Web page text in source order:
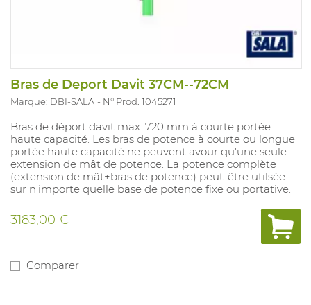
Bras de Deport Davit 37CM--72CM
Marque: DBI-SALA N° Prod. 1045271
Bras de déport davit max. 720 mm à courte portée
haute capacité. Les bras de potence à courte ou longue
portée haute capacité ne peuvent avour qu'une seule
extension de mât de potence. La potence complète
(extension de mât+bras de potence) peut-être utilsée
sur n'importe quelle base de potence fixe ou portative.
L'enrouleur à rappel automatique et le treuil peuvent
être montés à l'avant ou à l'arrière, que ce soit sur le
mât inférieur universel ou l'extension de mât de
kg avec des bases fixes. en application antichute: 2
3183,00 €
Comparer